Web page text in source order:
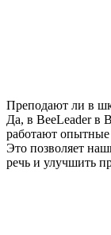
Преподают ли в
Да, в BeeLeader в
работают опытные
Это позволяет
речь и улучшить